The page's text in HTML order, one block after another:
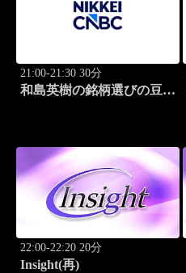
21:00-21:30 30分
和島英樹の銘柄選びの豆知
22:00-22:20 20分
Insight(再)